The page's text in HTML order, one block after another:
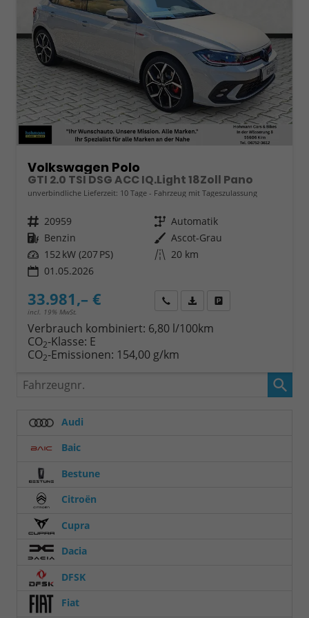
Volkswagen Polo
GTI 2.0 TSI DSG ACC IQ.Light 18Zoll Pano
unverbindliche Lieferzeit: 10 Tage Fahrzeug mit Tageszulassung
Fahrzeugnr. 20959 Getriebe Automatik
Kraftstoff Benzin Außenfarbe Ascot-Grau
Leistung 152 kW (207 PS) Kilometerstand 20 km
01.05.2026
33.981,– €
incl. 19% MwSt.
Wir rufen Sie anFahrzeugexposé (PDF)
Verbrauch kombiniert: 6,80 l/100km
CO2-Klasse: E
CO2-Emissionen: 154,00 g/km
Fahrzeugnr.
Audi
Baic
Bestune
Citroën
Cupra
Dacia
DFSK
Fiat